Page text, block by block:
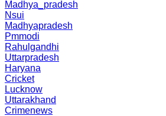
Madhya_pradesh
Nsui
Madhyapradesh
Pmmodi
Rahulgandhi
Uttarpradesh
Haryana
Cricket
Lucknow
Uttarakhand
Crimenews